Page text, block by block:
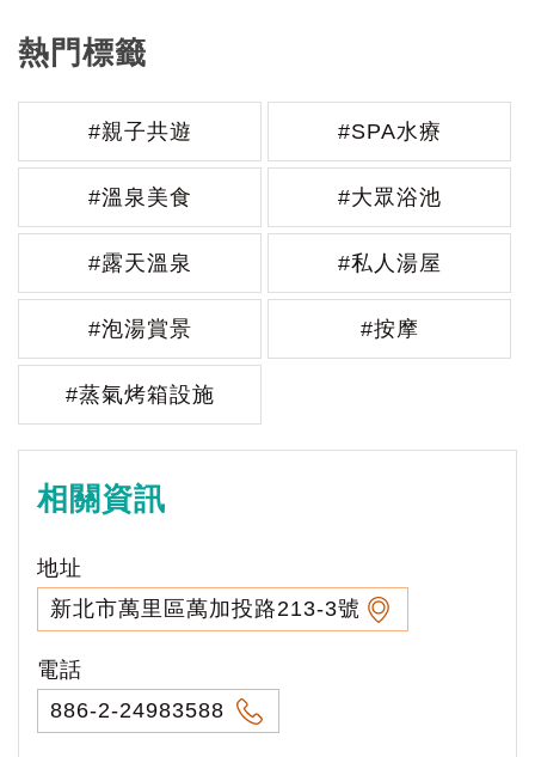
熱門標籤
#親子共遊 #SPA水療
#溫泉美食 #大眾浴池
#露天溫泉 #私人湯屋
#泡湯賞景 #按摩
#蒸氣烤箱設施
相關資訊
地址
新北市萬里區萬加投路213-3號
電話
886-2-24983588